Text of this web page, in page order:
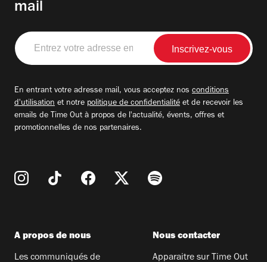
mail
Entrez
votre
adresse
En entrant votre adresse mail, vous acceptez nos conditions
d'utilisation et notre politique de confidentialité et de recevoir les
emails de Time Out à propos de l'actualité, évents, offres et
promotionnelles de nos partenaires.
A propos de nous
Les communiqués de
Nous contacter
Apparaitre sur Time Out